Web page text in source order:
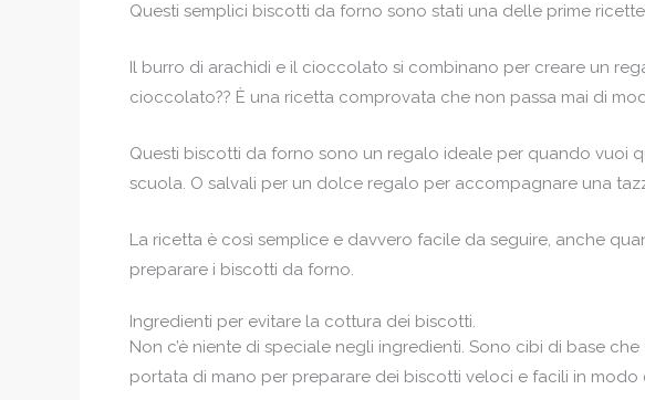
Questi semplici biscotti da forno sono stati una delle prime
Il burro di arachidi e il cioccolato si combinano per creare un
cioccolato?? È una ricetta comprovata che non passa mai di
Questi biscotti da forno sono un regalo ideale per quando vuoi
scuola. O salvali per un dolce regalo per accompagnare una
La ricetta è così semplice e davvero facile da seguire, anche
preparare i biscotti da forno.
Ingredienti per evitare la cottura dei biscotti.
Non c’è niente di speciale negli ingredienti. Sono cibi di base
portata di mano per preparare dei biscotti veloci e facili in modo